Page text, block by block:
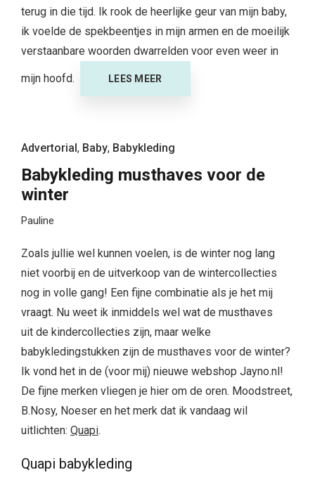
terug in die tijd. Ik rook de heerlijke geur van mijn baby,
ik voelde de spekbeentjes in mijn armen en de moeilijk
verstaanbare woorden dwarrelden voor even weer in
mijn hoofd. LEES MEER
Advertorial, Baby, Babykleding
Babykleding musthaves voor de
winter
Pauline
Zoals jullie wel kunnen voelen, is de winter nog lang
niet voorbij en de uitverkoop van de wintercollecties
nog in volle gang! Een fijne combinatie als je het mij
vraagt. Nu weet ik inmiddels wel wat de musthaves
uit de kindercollecties zijn, maar welke
babykledingstukken zijn de musthaves voor de winter?
Ik vond het in de (voor mij) nieuwe webshop Jayno.nl!
De fijne merken vliegen je hier om de oren. Moodstreet,
B.Nosy, Noeser en het merk dat ik vandaag wil
uitlichten: Quapi.
Quapi babykleding